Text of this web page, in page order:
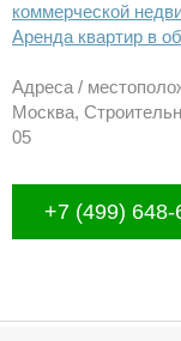
коммерческой
Аренда квартир в
Адреса /
Москва,
05
+7 (499) 648-